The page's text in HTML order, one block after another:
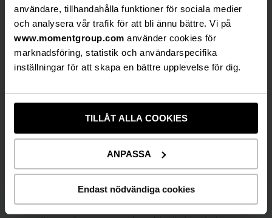
användare, tillhandahålla funktioner för sociala medier
och analysera vår trafik för att bli ännu bättre. Vi på
www.momentgroup.com använder cookies för
marknadsföring, statistik och användarspecifika
inställningar för att skapa en bättre upplevelse för dig.
TILLÅT ALLA COOKIES
ANPASSA
Endast nödvändiga cookies
– Precis som när vi hittade ”Minns du mig?” så
fastnade vi för ”Bagage” redan vid första
läsningen. Den är rapp, rolig o lite udda med en
ton som tilltalar mig. Att visa sitt bagage för en
främmande person är ju riktigt skrämmande och
www.showtic.sealt via telefon:031-400 100
”BAGAGE – En kärleksfull komedi om det vi bär
med oss” har premiär den 1 februari 2019 på
OM FÖRESTÄLLNINGEN:
Nyss hemkommen efter en resa inser Mia